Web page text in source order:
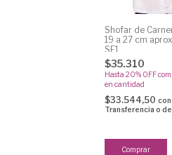
Shofar de
19 a 27 cm
SE1
$35.310
Hasta 20% OFF
en cantidad
$33.544,50 con
Transferencia o